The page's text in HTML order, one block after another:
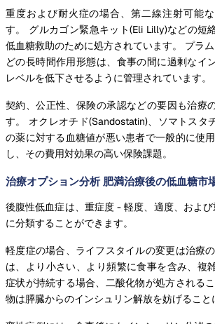
重度および耐火症の場合、第二線注射可能
す。 グルカゴン緊急キット(Eli Lilly)などの短
低血糖救助のために処方されています。 プラ
どの長時間作用形態は、食事の間に過剰なイ
レベルを低下させるように管理されています。
契約、公正性、保険の承認などの要因も治療
す。 オクレオチド(Sandostatin)、ソマトスタ
の薬に対する血糖値が悪い患者で一般的に使
し、その費用対効果の高い保険課題。
治療オプション分析 肥満治療後の低血糖市
後腹性低血症は、重症度 - 軽度、適度、およ
に分類することができます。
軽度症の場合、ライフスタイルの変更は治療
は、より小さい、より頻繁に食事を含み、複
症状が持続する場合、二酸化物が処方される
物は膵臓からのインシュリン解放を妨げること